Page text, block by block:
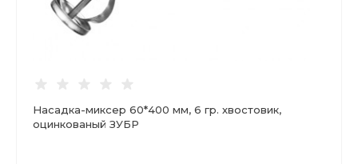
Насадка-миксер 60*400 мм, 6 гр. хвостовик,
оцинкованый ЗУБР